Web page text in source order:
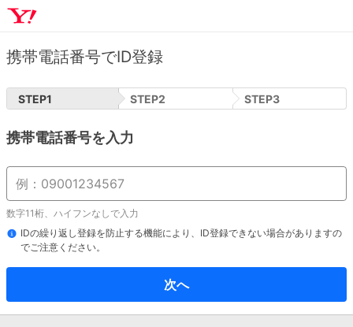
携帯電話番号でID登録
STEP1 STEP2 STEP3
携帯電話番号を入力
数字11桁、ハイフンなしで入力
IDの繰り返し登録を防止する機能により、ID登録できない場合がありますの
でご注意ください。
次へ